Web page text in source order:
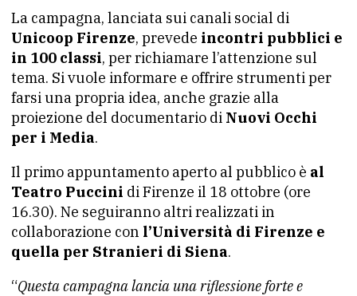
La campagna, lanciata sui canali social di
Unicoop Firenze, prevede incontri pubblici e
in 100 classi, per richiamare l’attenzione sul
tema. Si vuole informare e offrire strumenti per
farsi una propria idea, anche grazie alla
proiezione del documentario di Nuovi Occhi
per i Media.
Il primo appuntamento aperto al pubblico è al
Teatro Puccini di Firenze il 18 ottobre (ore
16.30). Ne seguiranno altri realizzati in
collaborazione con l’Università di Firenze e
quella per Stranieri di Siena.
“Questa campagna lancia una riflessione forte e